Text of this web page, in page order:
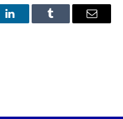
O
Tumblr
E-